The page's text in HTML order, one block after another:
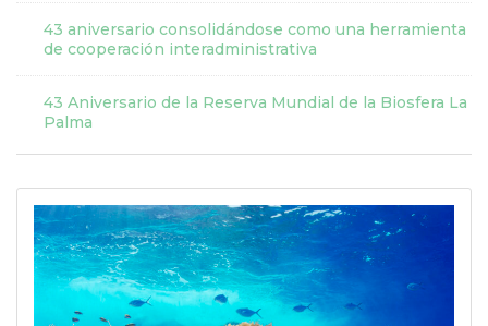
43 aniversario consolidándose como una herramienta
de cooperación interadministrativa
43 Aniversario de la Reserva Mundial de la Biosfera La
Palma